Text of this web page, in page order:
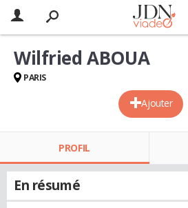
Ajouter
Wilfried ABOUA
PARIS
PROFIL
En résumé